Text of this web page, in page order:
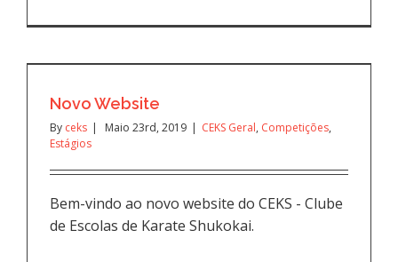
Novo Website
By ceks | Maio 23rd, 2019 | CEKS Geral, Competições,
Estágios
Bem-vindo ao novo website do CEKS - Clube
de Escolas de Karate Shukokai.